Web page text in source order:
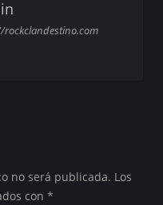
no será publicada. Los
con *